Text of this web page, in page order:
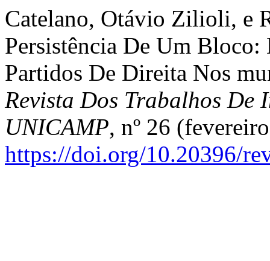
Catelano, Otávio Zilioli, e
Persistência De Um Bloco:
Partidos De Direita Nos
Revista Dos Trabalhos
UNICAMP, nº 26
https://doi.org/10.20396/